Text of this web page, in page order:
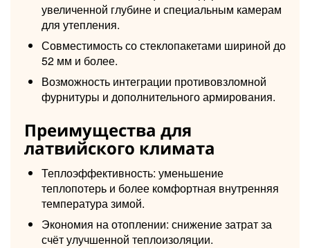
увеличенной глубине и специальным камерам
для утепления.
Совместимость со стеклопакетами шириной до
52 мм и более.
Возможность интеграции противовзломной
фурнитуры и дополнительного армирования.
Преимущества для
латвийского климата
Теплоэффективность: уменьшение
теплопотерь и более комфортная внутренняя
температура зимой.
Экономия на отоплении: снижение затрат за
счёт улучшенной теплоизоляции.